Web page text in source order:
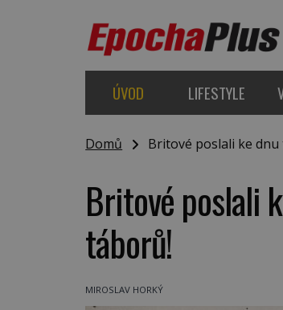
ÚVOD LIFESTYLE
Domů Britové poslali ke
Britové poslali
táborů!
MIROSLAV HORKÝ